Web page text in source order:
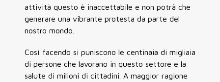
attività questo è inaccettabile e non potrà che
generare una vibrante protesta da parte del
nostro mondo.
Così facendo si puniscono le centinaia di migliaia
di persone che lavorano in questo settore e la
salute di milioni di cittadini. A maggior ragione